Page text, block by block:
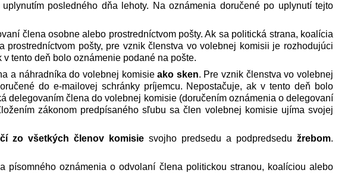
posledného dňa lehoty. Na oznámenia doručené po uplynutí tejto
člena osobne alebo prostredníctvom pošty. Ak sa politická strana, koalícia
pošty, pre vznik členstva vo volebnej komisii je rozhodujúci
tento deň bolo oznámenie podané na pošte.
a náhradníka do volebnej komisieako sken. Pre vznik členstva vo volebnej
do e-mailovej schránky príjemcu. Nepostačuje, ak v tento deň bolo
delegovaním člena do volebnej komisie (doručením oznámenia o delegovaní
zákonom predpísaného sľubu sa člen volebnej komisie ujíma svojej
zo všetkých členov komisiesvojho predsedu a podpredsedužrebom.
písomného oznámenia o odvolaní člena politickou stranou, koalíciou alebo